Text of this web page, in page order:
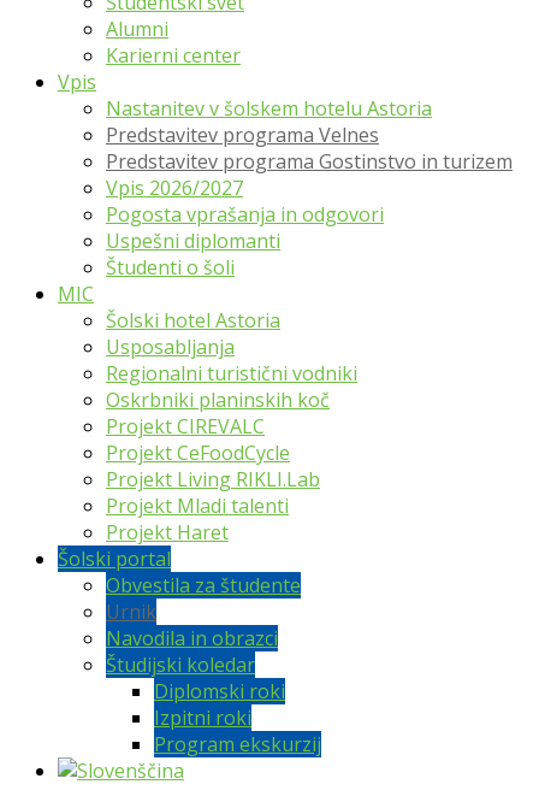
Alumni
Karierni center
Vpis
Nastanitev v šolskem hotelu Astoria
Predstavitev programa Velnes
Predstavitev programa Gostinstvo in turizem
Vpis 2026/2027
Pogosta vprašanja in odgovori
Uspešni diplomanti
Študenti o šoli
MIC
Šolski hotel Astoria
Usposabljanja
Regionalni turistični vodniki
Oskrbniki planinskih koč
Projekt CIREVALC
Projekt CeFoodCycle
Projekt Living RIKLI.Lab
Projekt Mladi talenti
Projekt Haret
Šolski portal
Obvestila za študente
Urnik
Navodila in obrazci
Študijski koledar
Diplomski roki
Izpitni roki
Program ekskurzij